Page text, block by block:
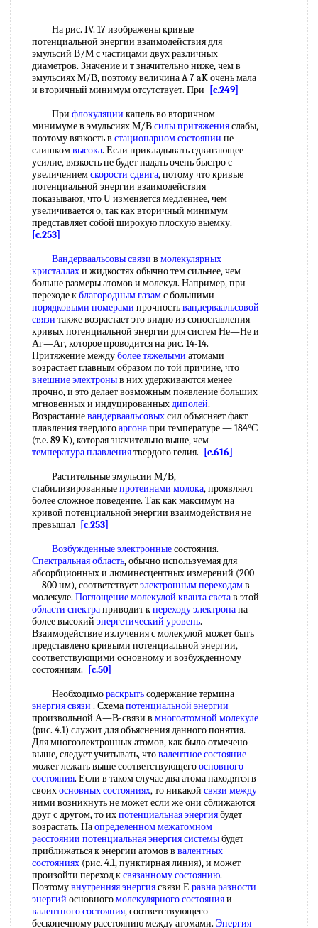
На рис. IV. 17 изображены кривые
потенциальной энергии взаимодействия для
эмульсий В/М с частицами двух различных
диаметров. Значение и т значительно ниже, чем в
эмульсиях М/В, поэтому величина A 7 aK очень мала
и вторичный минимум отсутствует. При
[c.249]
При флокуляции капель во вторичном
минимуме в эмульсиях М/Всилы притяженияслабы,
поэтому вязкость в стационарном состоянии не
слишкомвысока. Если прикладывать сдвигающее
усилие, вязкость не будет падать очень быстро с
увеличениемскорости сдвига, потому что кривые
потенциальной энергии взаимодействия
показывают, что U изменяется медленнее, чем
увеличивается о, так как вторичный минимум
представляет собой широкую плоскую выемку.
[c.253]
Вандерваальсовы связи в молекулярных
кристаллахи жидкостях обычно тем сильнее, чем
больше размеры атомов и молекул. Например, при
переходе кблагородным газамс большими
порядковыми номерами прочностьвандерваальсовой
связи также возрастает это видно из сопоставления
кривых потенциальной энергии для систем Не—Не и
Аг—Аг, которое проводится на рис. 14-14.
Притяжение междуболее тяжелыми атомами
возрастает главным образом по той причине, что
внешние электроныв них удерживаются менее
прочно, и это делает возможным появление больших
мгновенных и индуцированныхдиполей.
Возрастаниевандерваальсовыхсил объясняет факт
плавления твердогоаргонапри температуре — 184°С
(т.е. 89 К), которая значительно выше, чем
температура плавлениятвердого гелия.
[c.616]
Растительные эмульсии М/В,
стабилизированныепротеинами молока, проявляют
более сложное поведение. Так как максимум на
кривой потенциальной энергии взаимодействия не
превышал [c.253]
Возбужденные электронныесостояния.
Спектральная область, обычно используемая для
абсорбционных и люминесцентных измерений (200
—800 нм), соответствуетэлектронным переходамв
молекуле. Поглощение молекулой кванта светав этой
области спектраприводит кпереходу электронана
более высокий энергетический уровень.
Взаимодействие излучения с молекулой может быть
представлено кривыми потенциальной энергии,
соответствующими основному и возбужденному
состояниям.
[c.50]
Необходимораскрытьсодержание термина
энергия связи . Схемапотенциальной энергии
произвольной А—В-связи в многоатомной молекуле
(рис. 4.1) служит для объяснения данного понятия.
Для многоэлектронных атомов, как было отмечено
выше, следует учитывать, чтовалентное состояние
может лежать выше соответствующегоосновного
состояния. Если в таком случае два атома находятся в
своихосновных состояниях, то никакой связи между
ними возникнуть не может если же они сближаются
друг с другом, то ихпотенциальная энергиябудет
возрастать. Наопределенном межатомном
расстоянии потенциальная энергия системыбудет
приближаться к энергии атомов в валентных
состояниях (рис. 4.1, пунктирная линия), и может
произойти переход ксвязанному состоянию.
Поэтомувнутренняя энергиясвязи Е равнаразности
энергий основногомолекулярного состоянияи
валентного состояния, соответствующего
бесконечному расстоянию между атомами. Энергия